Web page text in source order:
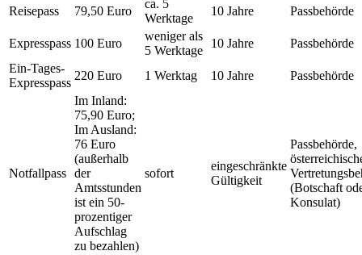
Reisepass
79,50 Euro
ca. 5
Werktage
10 Jahre Passbehörde
Expresspass 100 Euro
weniger als
5 Werktage
10 Jahre
Passbehörde
Ein-Tages-
Expresspass
220 Euro 1 Werktag 10 Jahre Passbehörde
Notfallpass
Im Inland:
75,90 Euro;
Im Ausland:
76 Euro
(außerhalb
der
Amtsstunden
ist ein 50-
prozentiger
Aufschlag
zu bezahlen)
sofort
eingeschränkte
Gültigkeit
Passbehörde,
(Botschaft
Konsulat)